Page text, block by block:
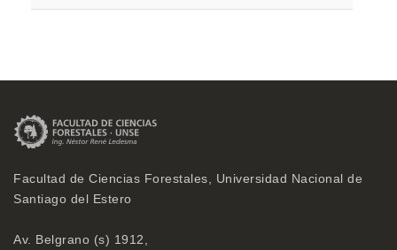
Facultad de Ciencias Forestales, Universidad Nacional de
Santiago del Estero
Av. Belgrano (s) 1912,